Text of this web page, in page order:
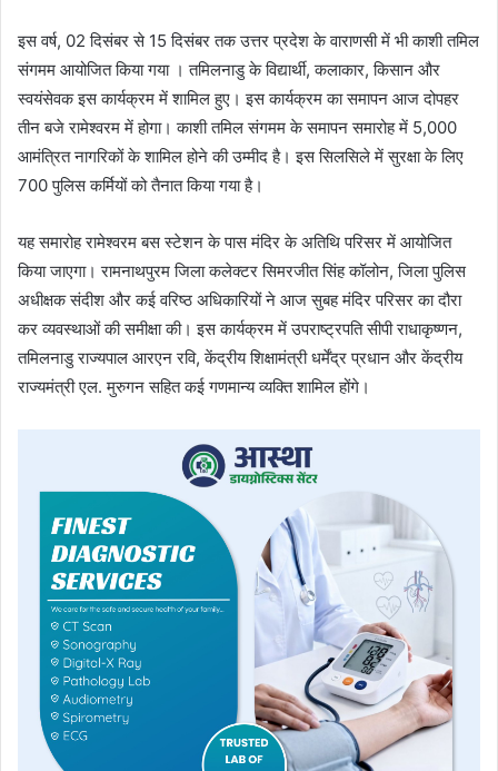
इस वर्ष, 02 दिसंबर से 15 दिसंबर तक उत्तर प्रदेश के वाराणसी में भी काशी तमिल
संगमम आयोजित किया गया । तमिलनाडु के विद्यार्थी, कलाकार, किसान और
स्वयंसेवक इस कार्यक्रम में शामिल हुए। इस कार्यक्रम का समापन आज दोपहर
तीन बजे रामेश्वरम में होगा। काशी तमिल संगमम के समापन समारोह में 5,000
आमंत्रित नागरिकों के शामिल होने की उम्मीद है। इस सिलसिले में सुरक्षा के लिए
700 पुलिस कर्मियों को तैनात किया गया है।
यह समारोह रामेश्वरम बस स्टेशन के पास मंदिर के अतिथि परिसर में आयोजित
किया जाएगा। रामनाथपुरम जिला कलेक्टर सिमरजीत सिंह कॉलोन, जिला पुलिस
अधीक्षक संदीश और कई वरिष्ठ अधिकारियों ने आज सुबह मंदिर परिसर का दौरा
कर व्यवस्थाओं की समीक्षा की। इस कार्यक्रम में उपराष्ट्रपति सीपी राधाकृष्णन,
तमिलनाडु राज्यपाल आरएन रवि, केंद्रीय शिक्षामंत्री धर्मेंद्र प्रधान और केंद्रीय
राज्यमंत्री एल. मुरुगन सहित कई गणमान्य व्यक्ति शामिल होंगे।